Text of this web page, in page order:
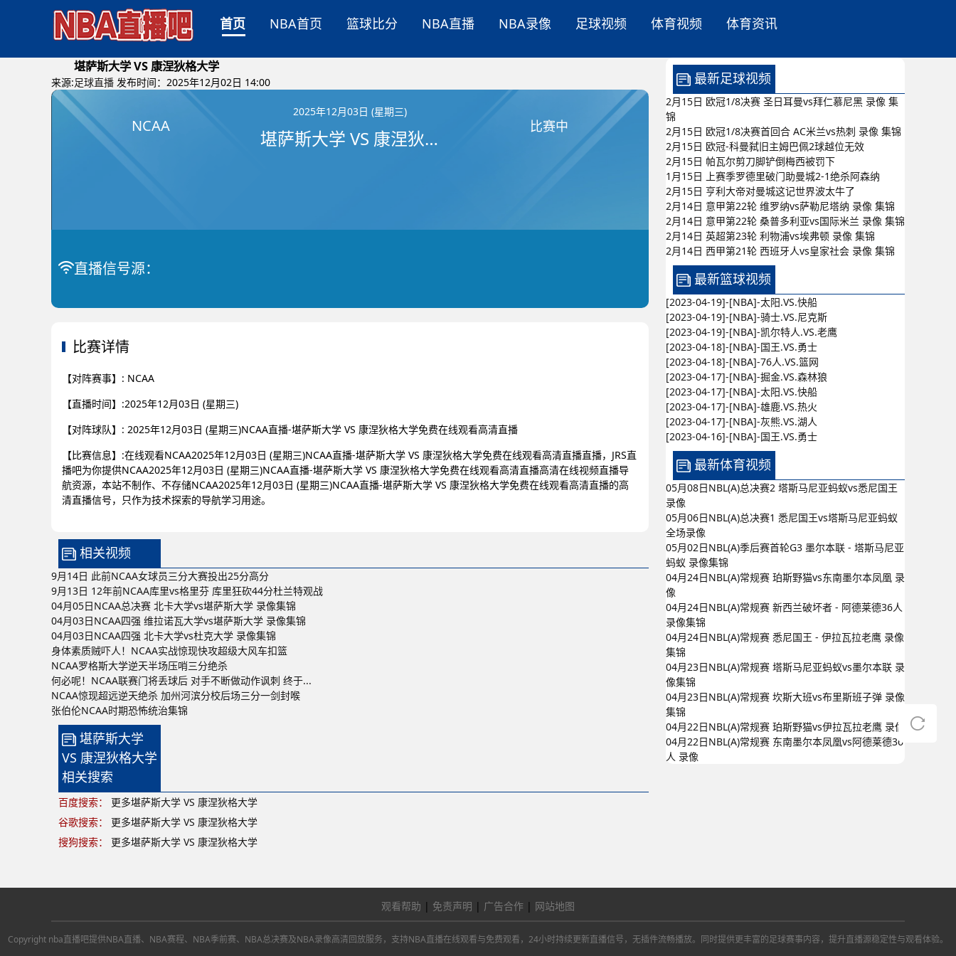
首页 NBA首页 篮球比分 NBA直播 NBA录像 足球视频 体育视频 体育资讯
堪萨斯大学 VS 康涅狄格大学
来源:足球直播 发布时间：2025年12月02日 14:00
NCAA
2025年12月03日 (星期三)
堪萨斯大学 VS 康涅狄格大学
比赛中
直播信号源：
比赛详情
【对阵赛事】: NCAA
【直播时间】:2025年12月03日 (星期三)
【对阵球队】: 2025年12月03日 (星期三)NCAA直播-堪萨斯大学 VS 康涅狄格大学免费在线观看高清直播
【比赛信息】:在线观看NCAA2025年12月03日 (星期三)NCAA直播-堪萨斯大学 VS 康涅狄格大学免费在线观看高清直播直播，JRS直
播吧为你提供NCAA2025年12月03日 (星期三)NCAA直播-堪萨斯大学 VS 康涅狄格大学免费在线观看高清直播高清在线视频直播导
航资源，本站不制作、不存储NCAA2025年12月03日 (星期三)NCAA直播-堪萨斯大学 VS 康涅狄格大学免费在线观看高清直播的高
清直播信号，只作为技术探索的导航学习用途。
相关视频
9月14日 此前NCAA女球员三分大赛投出25分高分
9月13日 12年前NCAA库里vs格里芬 库里狂砍44分杜兰特观战
04月05日NCAA总决赛 北卡大学vs堪萨斯大学 录像集锦
04月03日NCAA四强 维拉诺瓦大学vs堪萨斯大学 录像集锦
04月03日NCAA四强 北卡大学vs杜克大学 录像集锦
身体素质贼吓人！NCAA实战惊现快攻超级大风车扣篮
NCAA罗格斯大学逆天半场压哨三分绝杀
何必呢！NCAA联赛门将丢球后 对手不断做动作讽刺 终于...
NCAA惊现超远逆天绝杀 加州河滨分校后场三分一剑封喉
张伯伦NCAA时期恐怖统治集锦
堪萨斯大学
VS 康涅狄格大学
相关搜索
百度搜索：
更多堪萨斯大学 VS 康涅狄格大学
谷歌搜索：
更多堪萨斯大学 VS 康涅狄格大学
搜狗搜索：
更多堪萨斯大学 VS 康涅狄格大学
最新足球视频
2月15日 欧冠1/8决赛 圣日耳曼vs拜仁慕尼黑 录像 集
锦
2月15日 欧冠1/8决赛首回合 AC米兰vs热刺 录像 集锦
2月15日 欧冠-科曼弑旧主姆巴佩2球越位无效
2月15日 帕瓦尔剪刀脚铲倒梅西被罚下
1月15日 上赛季罗德里破门助曼城2-1绝杀阿森纳
2月15日 亨利大帝对曼城这记世界波太牛了
2月14日 意甲第22轮 维罗纳vs萨勒尼塔纳 录像 集锦
2月14日 意甲第22轮 桑普多利亚vs国际米兰 录像 集锦
2月14日 英超第23轮 利物浦vs埃弗顿 录像 集锦
2月14日 西甲第21轮 西班牙人vs皇家社会 录像 集锦
最新篮球视频
[2023-04-19]-[NBA]-太阳.VS.快船
[2023-04-19]-[NBA]-骑士.VS.尼克斯
[2023-04-19]-[NBA]-凯尔特人.VS.老鹰
[2023-04-18]-[NBA]-国王.VS.勇士
[2023-04-18]-[NBA]-76人.VS.篮网
[2023-04-17]-[NBA]-掘金.VS.森林狼
[2023-04-17]-[NBA]-太阳.VS.快船
[2023-04-17]-[NBA]-雄鹿.VS.热火
[2023-04-17]-[NBA]-灰熊.VS.湖人
[2023-04-16]-[NBA]-国王.VS.勇士
最新体育视频
05月08日NBL(A)总决赛2 塔斯马尼亚蚂蚁vs悉尼国王
录像
05月06日NBL(A)总决赛1 悉尼国王vs塔斯马尼亚蚂蚁
全场录像
05月02日NBL(A)季后赛首轮G3 墨尔本联 - 塔斯马尼亚
蚂蚁 录像集锦
04月24日NBL(A)常规赛 珀斯野猫vs东南墨尔本凤凰 录
像
04月24日NBL(A)常规赛 新西兰破坏者 - 阿德莱德36人
录像集锦
04月24日NBL(A)常规赛 悉尼国王 - 伊拉瓦拉老鹰 录像
集锦
04月23日NBL(A)常规赛 塔斯马尼亚蚂蚁vs墨尔本联 录
像集锦
04月23日NBL(A)常规赛 坎斯大班vs布里斯班子弹 录像
集锦
04月22日NBL(A)常规赛 珀斯野猫vs伊拉瓦拉老鹰 录像
04月22日NBL(A)常规赛 东南墨尔本凤凰vs阿德莱德36
人 录像
观看帮助 | 免责声明 | 广告合作 | 网站地图
Copyright nba直播吧提供NBA直播、NBA赛程、NBA季前赛、NBA总决赛及NBA录像高清回放服务，支持NBA直播在线观看与免费观看，24小时持续更新直播信号，无插件流畅播放。同时提供更丰富的足球赛事内容，提升直播源稳定性与观看体验。